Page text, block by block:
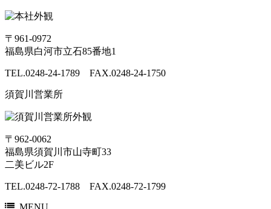
〒961-0972
福島県白河市立石85番地1
TEL.0248-24-1789 FAX.0248-24-1750
須賀川営業所
〒962-0062
福島県須賀川市山寺町33
二美ビル2F
TEL.0248-72-1788 FAX.0248-72-1799
MENU